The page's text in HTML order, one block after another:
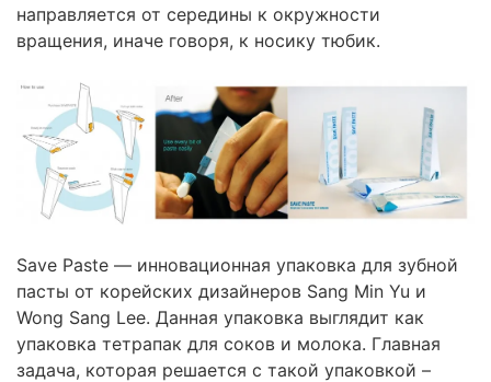
направляется от середины к окружности
вращения, иначе говоря, к носику тюбик.
Save Paste — инновационная упаковка для зубной
пасты от корейских дизайнеров Sang Min Yu и
Wong Sang Lee. Данная упаковка выглядит как
упаковка тетрапак для соков и молока. Главная
задача, которая решается с такой упаковкой –